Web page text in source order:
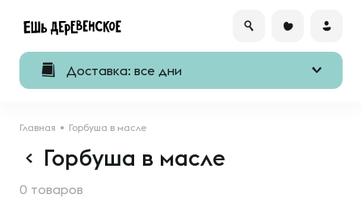
Доставка: все дни
Главная Горбуша в масле
Горбуша в масле
0 товаров